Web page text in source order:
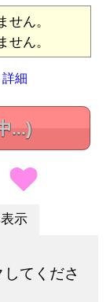
ん。
ん。
詳細
...)
示
てくださ